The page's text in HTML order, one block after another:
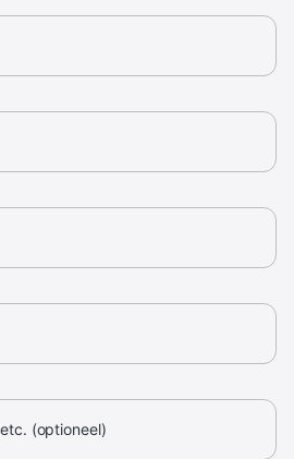
(optioneel)